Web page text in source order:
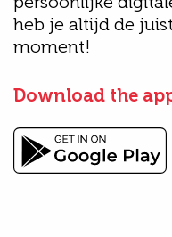
heb je altijd de
moment!
Download the